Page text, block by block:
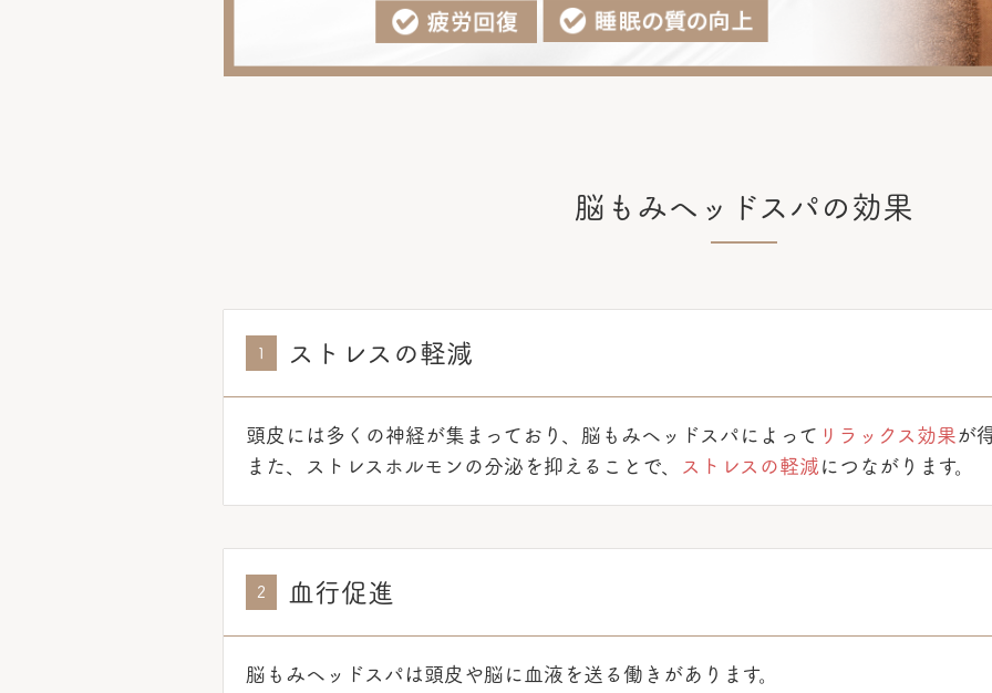
脳もみヘッドスパの効果
1 ストレスの軽減
頭皮には多くの神経が集まっており、脳もみヘッドスパによって リラックス効果 が
また、ストレスホルモンの分泌を抑えることで、
ストレスの軽減 につながります。
2 血行促進
脳もみヘッドスパは頭皮や脳に血液を送る働きがあります。